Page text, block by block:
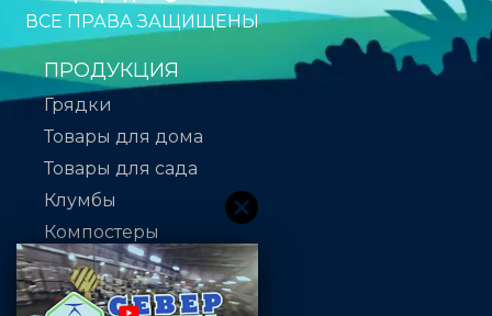
ВСЕ ПРАВА ЗАЩИЩЕНЫ
ПРОДУКЦИЯ
Грядки
Товары для дома
Товары для сада
Клумбы
Компостеры
Сайдинг
Теплицы